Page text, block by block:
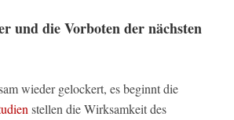
und die Vorboten der nächsten
wieder gelockert, es beginnt die
stellen die Wirksamkeit des